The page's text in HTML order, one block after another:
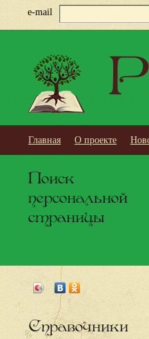
e-mail
Главная О проекте
Поиск
персональной
страницы
Справочники